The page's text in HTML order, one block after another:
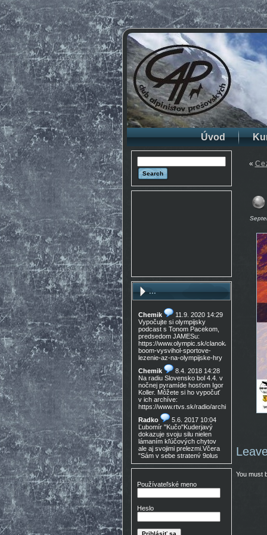
Úvod
...
Chemik
11.9. 2020 14:29
Vypočujte si olympijsky
podcast s Tonom Pacekom,
predsedom JAMESu:
https://www.olympic.sk/clanok/celosvetovy-
boom-vysvihol-sportove-
lezenie-az-na-olympijske-hry
Chemik
8.4. 2018 14:28
Na radiu Slovensko bol 4.4. v
nočnej pyramíde hosťom Igor
Koller. Môžete si ho vypočuť
v ich archíve:
https://www.rtvs.sk/radio/archiv/11436/
Radko
5.6. 2017 10:04
Ľubomír "Kučo"Kuderjavý
dokazuje svoju silu nielen
lámaním kľúčových chytov
ale aj svojimi prelezmi.Včera
"Sám v sebe stratený 9plus
,!Gratulácia!!!
15:30
Nedocenený Prešovský
lezec známy tiež ako Lajoš
Morales predá lezečky, nové
v krabici, nepoužité,
zľava nech nejem 90eur
Používateľské meno
Heslo
«
You must